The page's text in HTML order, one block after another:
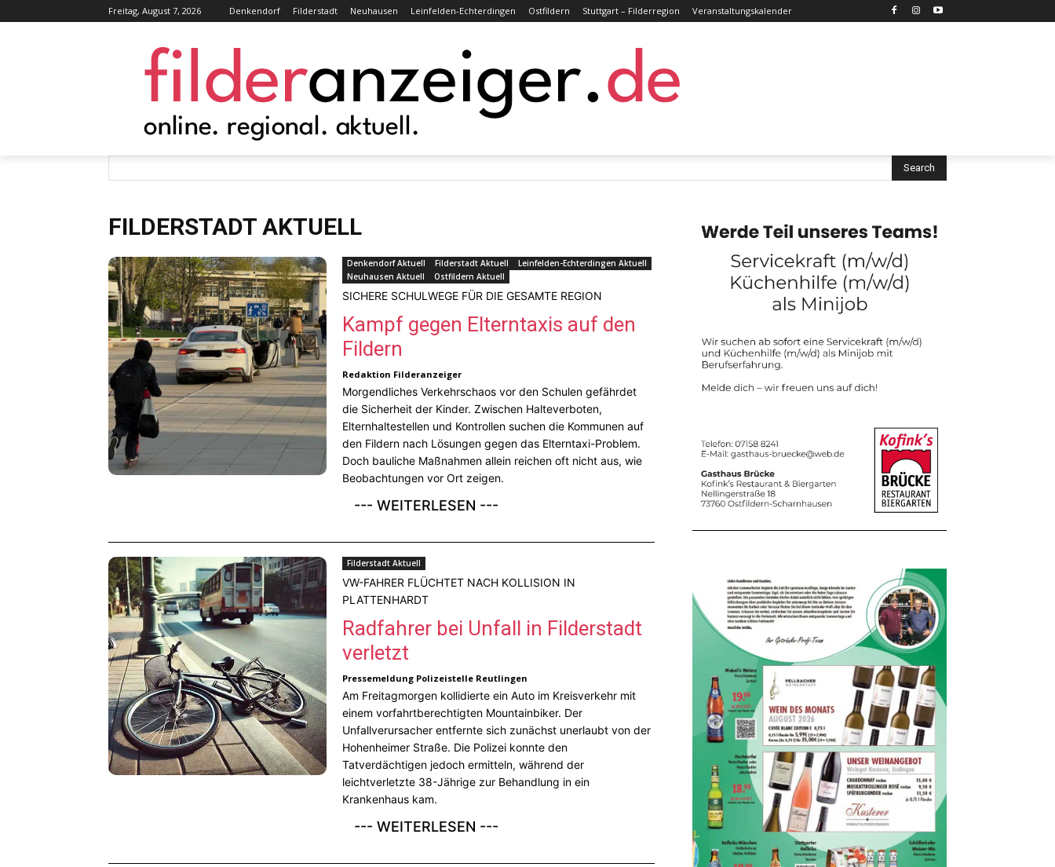
Freitag, August 7, 2026 Denkendorf Filderstadt Neuhausen Leinfelden-Echterdingen Ostfildern Stuttgart – Filderregion Veranstaltungskalender
Search
FILDERSTADT AKTUELL
Denkendorf Aktuell Filderstadt Aktuell
Leinfelden-Echterdingen Aktuell
Neuhausen Aktuell
Ostfildern Aktuell
SICHERE SCHULWEGE FÜR DIE GESAMTE REGION
Kampf gegen Elterntaxis auf den
Fildern
Redaktion Filderanzeiger
Morgendliches Verkehrschaos vor den Schulen gefährdet
die Sicherheit der Kinder. Zwischen Halteverboten,
Elternhaltestellen und Kontrollen suchen die Kommunen auf
den Fildern nach Lösungen gegen das Elterntaxi-Problem.
Doch bauliche Maßnahmen allein reichen oft nicht aus, wie
Beobachtungen vor Ort zeigen.
--- WEITERLESEN ---
Filderstadt Aktuell
VW-FAHRER FLÜCHTET NACH KOLLISION IN
PLATTENHARDT
Radfahrer bei Unfall in Filderstadt
verletzt
Pressemeldung Polizeistelle Reutlingen
Am Freitagmorgen kollidierte ein Auto im Kreisverkehr mit
einem vorfahrtberechtigten Mountainbiker. Der
Unfallverursacher entfernte sich zunächst unerlaubt von der
Hohenheimer Straße. Die Polizei konnte den
Tatverdächtigen jedoch ermitteln, während der
leichtverletzte 38-Jährige zur Behandlung in ein
Krankenhaus kam.
--- WEITERLESEN ---